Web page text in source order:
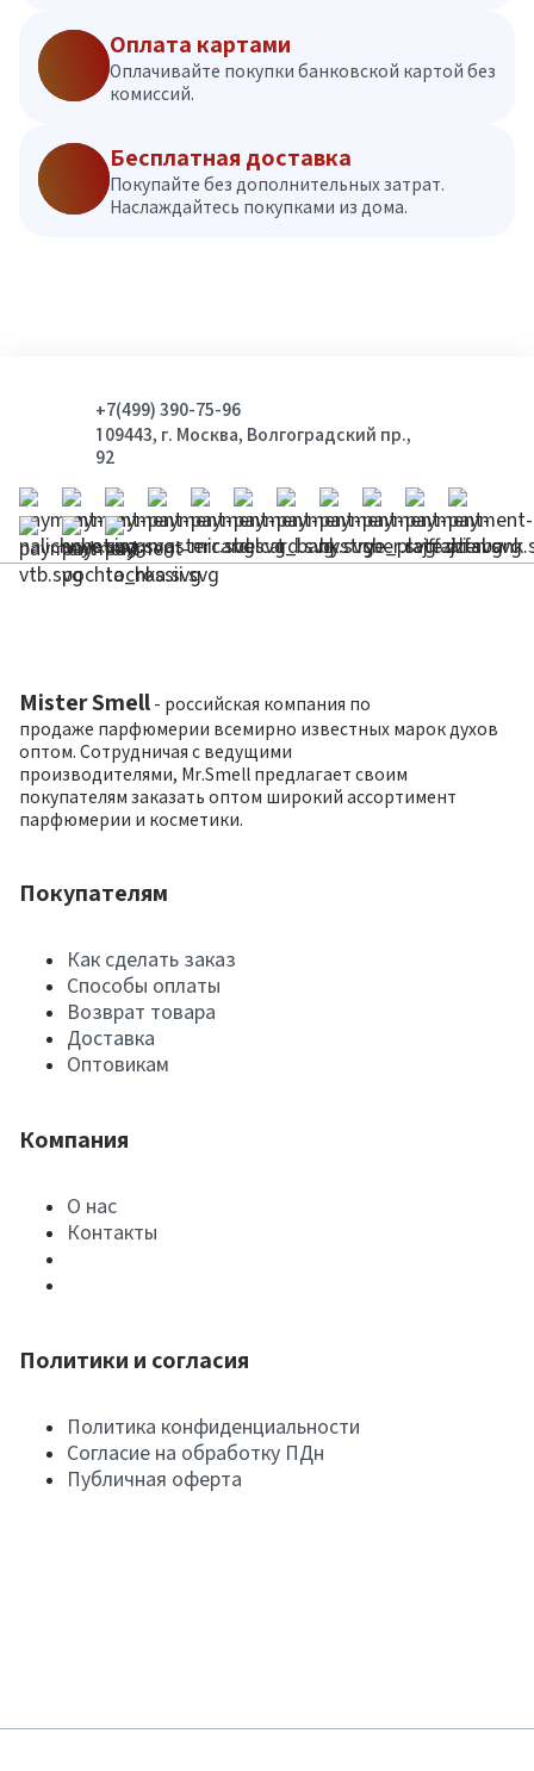
Оплата картами
Оплачивайте покупки банковской картой без
комиссий.
Бесплатная доставка
Покупайте без дополнительных затрат.
Наслаждайтесь покупками из дома.
+7(499) 390-75-96
109443, г. Москва, Волгоградский пр.,
92
Mister Smell - российская компания по
продаже парфюмерии всемирно известных марок духов
оптом. Сотрудничая с ведущими
производителями, Mr.Smell предлагает своим
покупателям заказать оптом широкий ассортимент
парфюмерии и косметики.
Покупателям
Как сделать заказ
Способы оплаты
Возврат товара
Доставка
Оптовикам
Компания
О нас
Контакты
Политики и согласия
Политика конфиденциальности
Согласие на обработку ПДн
Публичная оферта